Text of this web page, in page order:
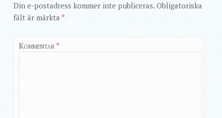
Din e-postadress kommer inte publiceras. Obligatoriska
fält är märkta *
Kommentar *